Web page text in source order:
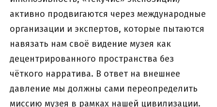
активно продвигаются через международные
организации и экспертов, которые пытаются
навязать нам своё видение музея как
децентрированного пространства без
чёткого нарратива. В ответ на внешнее
давление мы должны сами переопределить
миссию музея в рамках нашей цивилизации.